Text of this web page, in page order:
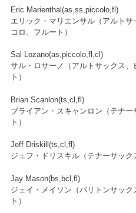
Eric Marienthal(as,ss,piccolo,fl)
エリック・マリエンサル（アルト
コロ、フルート）
Sal Lozano(as,piccolo,fl,cl)
サル・ロサーノ（アルトサックス
ト）
Brian Scanlon(ts,cl,fl)
ブライアン・スキャンロン（テナ
ト）
Jeff Driskill(ts,cl,fl)
ジェフ・ドリスキル（テナーサック
Jay Mason(bs,bcl,fl)
ジェイ・メイソン（バリトンサッ
ト）